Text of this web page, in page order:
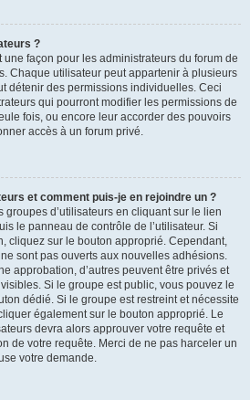
?
une façon pour les administrateurs du forum de
Chaque utilisateur peut appartenir à plusieurs
détenir des permissions individuelles. Ceci
qui pourront modifier les permissions de
fois, ou encore leur accorder des pouvoirs
accès à un forum privé.
et comment puis-je en rejoindre un ?
groupes d’utilisateurs en cliquant sur le lien
le panneau de contrôle de l’utilisateur. Si
cliquez sur le bouton approprié. Cependant,
sont pas ouverts aux nouvelles adhésions.
approbation, d’autres peuvent être privés et
Si le groupe est public, vous pouvez le
dédié. Si le groupe est restreint et nécessite
également sur le bouton approprié. Le
devra alors approuver votre requête et
de votre requête. Merci de ne pas harceler un
votre demande.